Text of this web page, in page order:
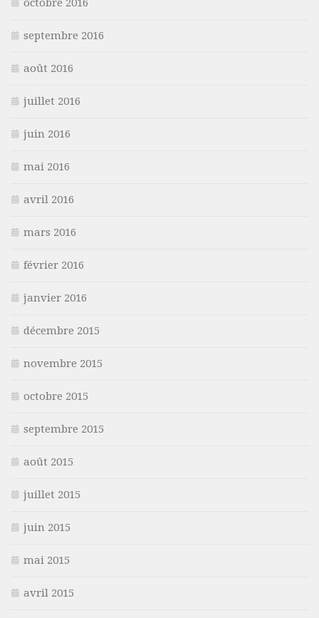
octobre 2016
septembre 2016
août 2016
juillet 2016
juin 2016
mai 2016
avril 2016
mars 2016
février 2016
janvier 2016
décembre 2015
novembre 2015
octobre 2015
septembre 2015
août 2015
juillet 2015
juin 2015
mai 2015
avril 2015